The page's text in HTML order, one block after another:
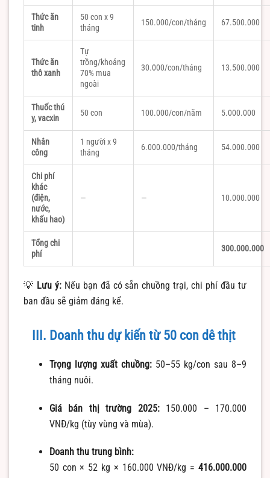
Thức ăn
tinh
50 con x 9
tháng
150.000/con/tháng 67.500.000
Thức ăn
thô xanh
Tự
trồng/khoảng
70% mua
ngoài
30.000/con/tháng 13.500.000
Thuốc thú
y, vacxin
50 con 100.000/con/năm 5.000.000
Nhân
công
1 người x 9
tháng
6.000.000/tháng 54.000.000
Chi phí
khác
(điện,
nước,
khấu hao)
— — 10.000.000
Tổng chi
phí
300.000.000
💡 Lưu ý:Nếu bạn đã có sẵn chuồng trại, chi phí đầu tư
ban đầu sẽ giảm đáng kể.
III. Doanh thu dự kiến từ 50 con dê thịt
Trọng lượng xuất chuồng:50–55 kg/con sau 8–9
tháng nuôi.
Giá bán thị trường 2025:150.000 – 170.000
VNĐ/kg (tùy vùng và mùa).
Doanh thu trung bình:
50 con × 52 kg × 160.000 VNĐ/kg = 416.000.000